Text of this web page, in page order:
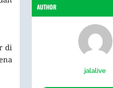
di
AUTHOR
jalalive